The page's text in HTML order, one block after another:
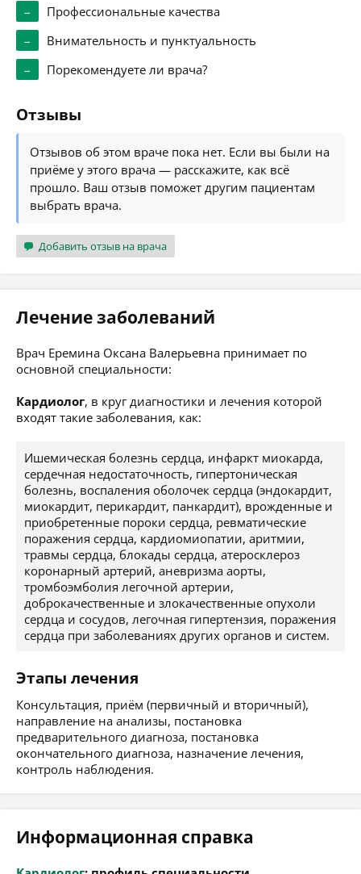
–
Профессиональные качества
–
Внимательность и пунктуальность
–
Порекомендуете ли врача?
Отзывы
Отзывов об этом враче пока нет. Если вы были на
приёме у этого врача — расскажите, как всё
прошло. Ваш отзыв поможет другим пациентам
выбрать врача.
Добавить отзыв на врача
Лечение заболеваний
Врач Еремина Оксана Валерьевна принимает по
основной специальности:
Кардиолог, в круг диагностики и лечения которой
входят такие заболевания, как:
Ишемическая болезнь сердца, инфаркт миокарда,
сердечная недостаточность, гипертоническая
болезнь, воспаления оболочек сердца (эндокардит,
миокардит, перикардит, панкардит), врожденные и
приобретенные пороки сердца, ревматические
поражения сердца, кардиомиопатии, аритмии,
травмы сердца, блокады сердца, атеросклероз
коронарный артерий, аневризма аорты,
тромбоэмболия легочной артерии,
доброкачественные и злокачественные опухоли
сердца и сосудов, легочная гипертензия, поражения
сердца при заболеваниях других органов и систем.
Этапы лечения
Консультация, приём (первичный и вторичный),
направление на анализы, постановка
предварительного диагноза, постановка
окончательного диагноза, назначение лечения,
контроль наблюдения.
Информационная справка